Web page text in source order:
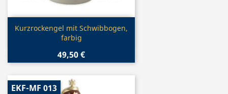
Vorschau
Kurzrockengel mit Schwibbogen,
farbig
49,50 €
EKF-MF 013